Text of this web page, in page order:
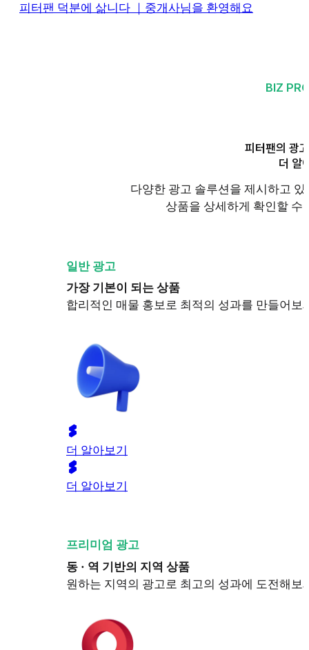
피터팬 덕분에 삶니다 ｜중개사님을 환영해요
BIZ
피터팬의 광
더 알
다양한 광고 솔루션을 제시하고 있
상품을 상세하게 확인할 수
일반 광고
가장 기본이 되는 상품
합리적인 매물 홍보로 최적의 성과를 만들어보
더 알아보기
더 알아보기
프리미엄 광고
동 · 역 기반의 지역 상품
원하는 지역의 광고로 최고의 성과에 도전해보